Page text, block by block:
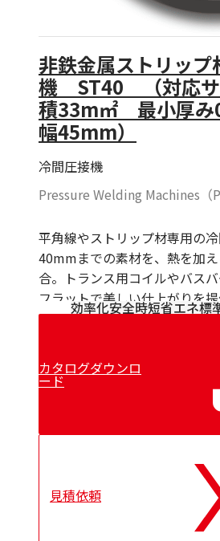
非鉄金属ストリップ
機 ST40 （対応サ
積33m㎡ 最小厚
幅45mm）
冷間圧接機
Pressure Welding Machines（
平角線やストリップ材専用の
40mmまでの素材を、熱を加
合。トランス用コイルやバス
フラットで美しい仕上がりを
的特性を維持したまま、強固
効率化安全時短省エネ標
カタログダウンロ
ード
見積依頼